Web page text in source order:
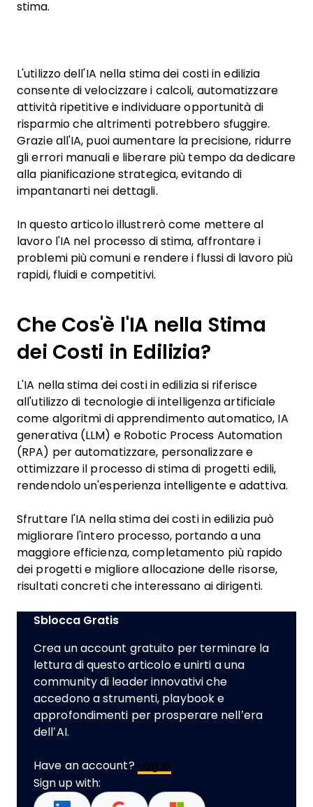
stima.
L'utilizzo dell'IA nella stima dei costi in edilizia
consente di velocizzare i calcoli, automatizzare
attività ripetitive e individuare opportunità di
risparmio che altrimenti potrebbero sfuggire.
Grazie all'IA, puoi aumentare la precisione, ridurre
gli errori manuali e liberare più tempo da dedicare
alla pianificazione strategica, evitando di
impantanarti nei dettagli.
In questo articolo illustrerò come mettere al
lavoro l'IA nel processo di stima, affrontare i
problemi più comuni e rendere i flussi di lavoro più
rapidi, fluidi e competitivi.
Che Cos'è l'IA nella Stima
dei Costi in Edilizia?
L'IA nella stima dei costi in edilizia si riferisce
all'utilizzo di tecnologie di intelligenza artificiale
come algoritmi di apprendimento automatico, IA
generativa (LLM) e Robotic Process Automation
(RPA) per automatizzare, personalizzare e
ottimizzare il processo di stima di progetti edili,
rendendolo un'esperienza intelligente e adattiva.
Sfruttare l'IA nella stima dei costi in edilizia può
migliorare l'intero processo, portando a una
maggiore efficienza, completamento più rapido
dei progetti e migliore allocazione delle risorse,
risultati concreti che interessano ai dirigenti.
Sblocca Gratis
Crea un account gratuito per terminare la
lettura di questo articolo e unirti a una
community di leader innovativi che
accedono a strumenti, playbook e
approfondimenti per prosperare nell’era
dell’AI.
Have an account? Log In
Sign up with: